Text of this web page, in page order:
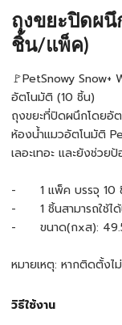
ถุงขยะปิดผนึ
ชิ้น/แพ็ค)
🚩PetSnowy
อัตโนมัติ (10 ชิ้น)
ถุงขยะที่ปิดผนึกโดยอั
ห้องน้ำแมวอัตโนมัติ
เลอะเทอะ และยังช่วย
- 1 แพ็ค บรรจุ 10
- 1 ชิ้นสามารถใช้ได้
- ขนาด(กxส):
หมายเหตุ: หากติดตั้ง
วิธีใช้งาน